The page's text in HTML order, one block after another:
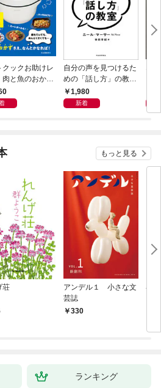
クックお助けレ
と魚のおか
い材料＆調味
とはスイッチ
自分の声を見つけるた
めの「話し方」の教
室 Ｏｒａｃｙ（オラ
シー）
1,980
新着
な
もっと見る
荘
アンデル１ 小さな文
芸誌
330
琴
ランキング